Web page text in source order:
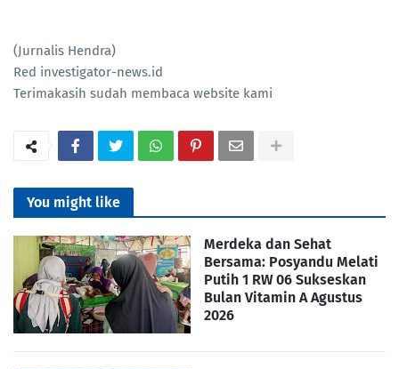
(Jurnalis Hendra)
Red investigator-news.id
Terimakasih sudah membaca website kami
You might like
Merdeka dan Sehat
Bersama: Posyandu Melati
Putih 1 RW 06 Sukseskan
Bulan Vitamin A Agustus
2026